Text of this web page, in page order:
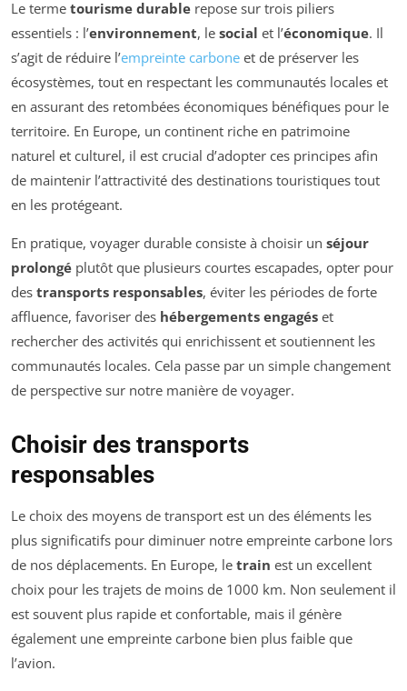
Le terme tourisme durable repose sur trois piliers
essentiels : l’environnement, le social et l’économique. Il
s’agit de réduire l’empreinte carbone et de préserver les
écosystèmes, tout en respectant les communautés locales et
en assurant des retombées économiques bénéfiques pour le
territoire. En Europe, un continent riche en patrimoine
naturel et culturel, il est crucial d’adopter ces principes afin
de maintenir l’attractivité des destinations touristiques tout
en les protégeant.
En pratique, voyager durable consiste à choisir un séjour
prolongé plutôt que plusieurs courtes escapades, opter pour
des transports responsables, éviter les périodes de forte
affluence, favoriser des hébergements engagés et
rechercher des activités qui enrichissent et soutiennent les
communautés locales. Cela passe par un simple changement
de perspective sur notre manière de voyager.
Choisir des transports
responsables
Le choix des moyens de transport est un des éléments les
plus significatifs pour diminuer notre empreinte carbone lors
de nos déplacements. En Europe, le train est un excellent
choix pour les trajets de moins de 1000 km. Non seulement il
est souvent plus rapide et confortable, mais il génère
également une empreinte carbone bien plus faible que
l’avion.